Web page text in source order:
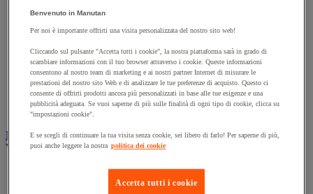
Incisione
Marcatura industriale
Marcatura temporanea
Nastro adesivo di marcatura
Reperimento
Segnaletica in magazzino
Materiali per la finitura e l'edilizia
Vedi tutte le categorie
Cemento, calcestruzzo e conglomerato bituminoso
Colla e pareti da pavimento
Benvenuto in Manutan
Per noi è importante offrirti una visita personalizzata del nostro sito web!
Cliccando sul pulsante "Accetta tutti i cookie", la nostra piattaforma sarà in grado di
scambiare informazioni con il tuo browser attraverso i cookie. Queste informazioni
consentono al nostro team di marketing e ai nostri partner Internet di misurare le
prestazioni del nostro sito Web e di analizzare le tue preferenze di acquisto. Questo ci
consente di offrirti prodotti ancora più personalizzati in base alle tue esigenze e una
pubblicità adeguata. Se vuoi saperne di più sulle finalità di ogni tipo di cookie, clicca su
"impostazioni cookie".
E se scegli di continuare la tua visita senza cookie, sei libero di farlo! Per saperne di più,
puoi anche leggere la nostra politica dei cookie
Accetta tutti i cookie